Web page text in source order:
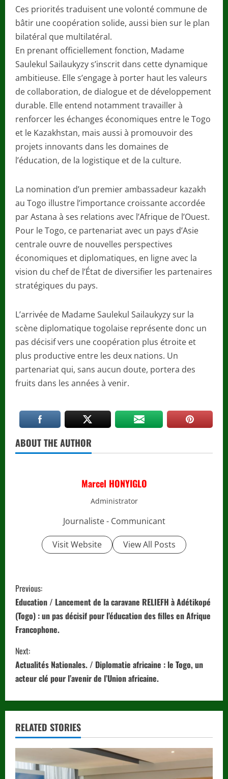
Ces priorités traduisent une volonté commune de
bâtir une coopération solide, aussi bien sur le plan
bilatéral que multilatéral.
En prenant officiellement fonction, Madame
Saulekul Sailaukyzy s’inscrit dans cette dynamique
ambitieuse. Elle s’engage à porter haut les valeurs
de collaboration, de dialogue et de développement
durable. Elle entend notamment travailler à
renforcer les échanges économiques entre le Togo
et le Kazakhstan, mais aussi à promouvoir des
projets innovants dans les domaines de
l’éducation, de la logistique et de la culture.
La nomination d’un premier ambassadeur kazakh
au Togo illustre l’importance croissante accordée
par Astana à ses relations avec l’Afrique de l’Ouest.
Pour le Togo, ce partenariat avec un pays d’Asie
centrale ouvre de nouvelles perspectives
économiques et diplomatiques, en ligne avec la
vision du chef de l’État de diversifier les partenaires
stratégiques du pays.
L’arrivée de Madame Saulekul Sailaukyzy sur la
scène diplomatique togolaise représente donc un
pas décisif vers une coopération plus étroite et
plus productive entre les deux nations. Un
partenariat qui, sans aucun doute, portera des
fruits dans les années à venir.
ABOUT THE AUTHOR
Marcel HONYIGLO
Administrator
Journaliste - Communicant
Visit Website View All Posts
C
o
n
t
i
u
e
R
Previous:
Education / Lancement de la caravane RELIEFH à Adétikopé
(Togo) : un pas décisif pour l’éducation des filles en Afrique
Francophone.
Next:
Actualités Nationales. / Diplomatie africaine : le Togo, un
acteur clé pour l’avenir de l’Union africaine.
RELATED STORIES